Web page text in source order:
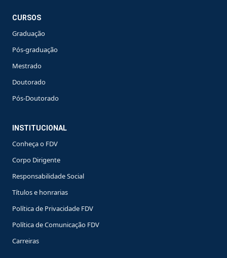
CURSOS
Graduação
Pós-graduação
Mestrado
Doutorado
Pós-Doutorado
INSTITUCIONAL
Conheça o FDV
Corpo Dirigente
Responsabilidade Social
Títulos e honrarias
Política de Privacidade FDV
Política de Comunicação FDV
Carreiras